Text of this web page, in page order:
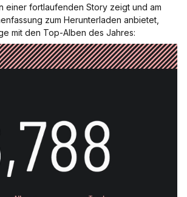
einer fortlaufenden Story zeigt und am
zum Herunterladen anbietet,
mit den Top-Alben des Jahres: